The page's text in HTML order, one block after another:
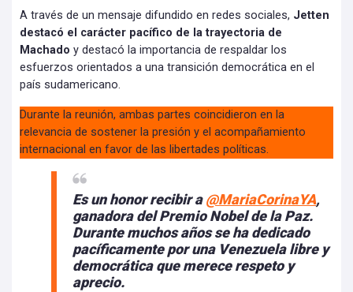
A través de un mensaje difundido en redes sociales, Jetten
destacó el carácter pacífico de la trayectoria de
Machado y destacó la importancia de respaldar los
esfuerzos orientados a una transición democrática en el
país sudamericano.
Durante la reunión, ambas partes coincidieron en la
relevancia de sostener la presión y el acompañamiento
internacional en favor de las libertades políticas.
Es un honor recibir a@MariaCorinaYA,
ganadora del Premio Nobel de la Paz.
Durante muchos años se ha dedicado
pacíficamente por una Venezuela libre y
democrática que merece respeto y
aprecio.